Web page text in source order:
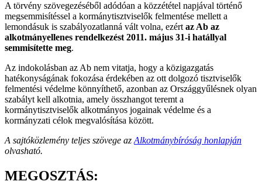
A törvény szövegezéséből adódóan a közzététel napjával történő
megsemmisítéssel a kormánytisztviselők felmentése mellett a
lemondásuk is szabályozatlanná vált volna, ezért az Ab az
alkotmányellenes rendelkezést 2011. május 31-i hatállyal
semmisítette meg.
Az indokolásban az Ab nem vitatja, hogy a közigazgatás
hatékonyságának fokozása érdekében az ott dolgozó tisztviselők
felmentési védelme könnyíthető, azonban az Országgyűlésnek olyan
szabályt kell alkotnia, amely összhangot teremt a
kormánytisztviselők alkotmányos jogainak védelme és a
kormányzati célok megvalósítása között.
A sajtóközlemény teljes szövege az Alkotmánybíróság honlapján
olvasható.
MEGOSZTÁS: